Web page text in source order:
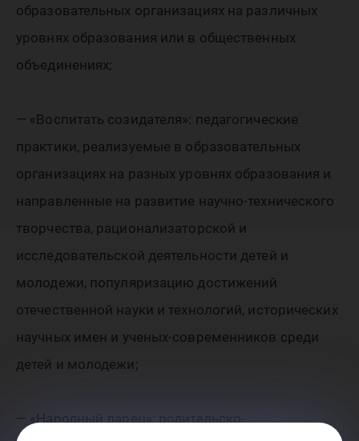
образовательных организациях на различных
уровнях образования или в общественных
объединениях;
— «Воспитать созидателя»: педагогические
практики, реализуемые в образовательных
организациях на разных уровнях образования и
направленные на развитие научно-технического
творчества, рационализаторской и
исследовательской деятельности детей и
молодежи, популяризацию достижений
отечественной науки и технологий, исторических
научных имен и ученых-современников среди
детей и молодежи;
— «Народный ларец»: родительско-